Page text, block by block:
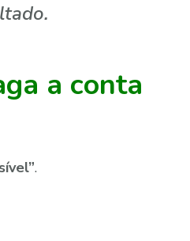
a conta
.